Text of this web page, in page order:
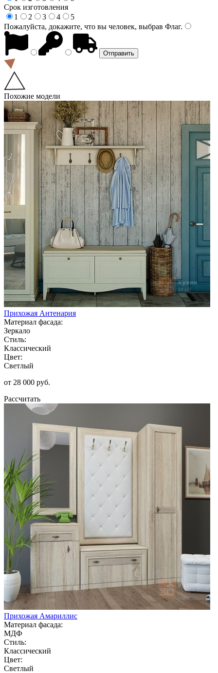
Срок изготовления
1
2 3 4
5
Пожалуйста, докажите, что вы человек, выбрав Флаг.
Похожие модели
Прихожая Антенария
Материал фасада:
Зеркало
Стиль:
Классический
Цвет:
Светлый
от 28 000 руб.
Рассчитать
Прихожая Амариллис
Материал фасада:
МДФ
Стиль:
Классический
Цвет:
Светлый